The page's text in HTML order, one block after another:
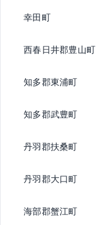
幸田町
西春日井郡豊山町
知多郡東浦町
知多郡武豊町
丹羽郡扶桑町
丹羽郡大口町
海部郡蟹江町